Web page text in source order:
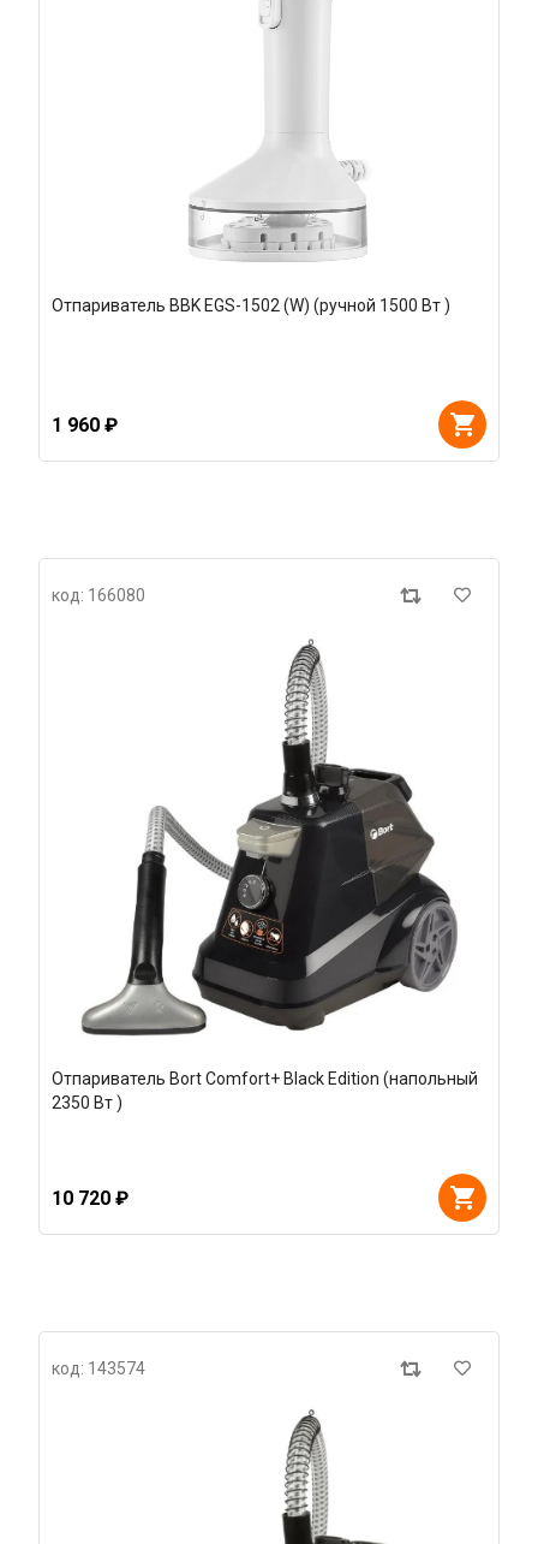
Отпариватель BBK EGS-1502 (W) (ручной 1500 Вт )
1 960 ₽
код: 166080
Отпариватель Bort Comfort+ Black Edition (напольный
2350 Вт )
10 720 ₽
код: 143574